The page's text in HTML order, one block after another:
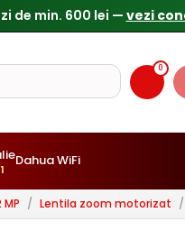
0
Dahua WiFi
MP / Lentila zoom motorizat /